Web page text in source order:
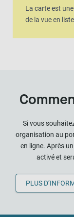
La carte est
de la vue en liste
Si vous
organisation au
en ligne. Après
activé et
PLUS